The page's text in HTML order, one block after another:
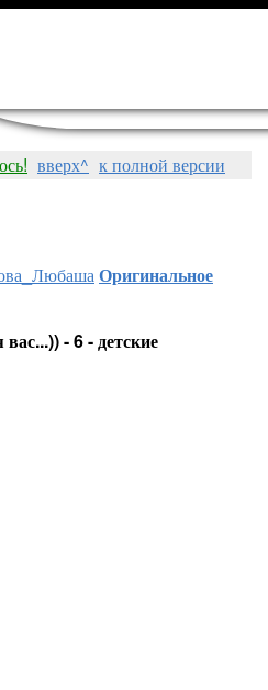
вверх^ к полной версии
Оригинальное
- 6 - детские